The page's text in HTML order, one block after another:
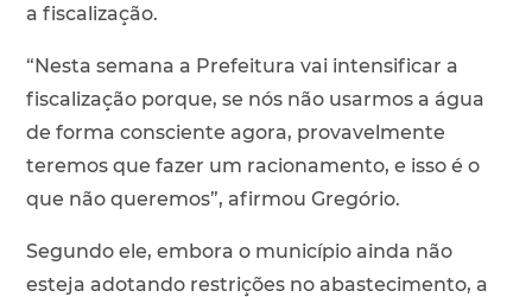
a fiscalização.
“Nesta semana a Prefeitura vai intensificar a
fiscalização porque, se nós não usarmos a água
de forma consciente agora, provavelmente
teremos que fazer um racionamento, e isso é o
que não queremos”, afirmou Gregório.
Segundo ele, embora o município ainda não
esteja adotando restrições no abastecimento, a